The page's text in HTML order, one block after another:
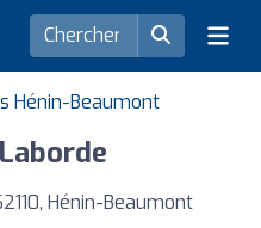
Hénin-Beaumont
Hénin-Beaumont